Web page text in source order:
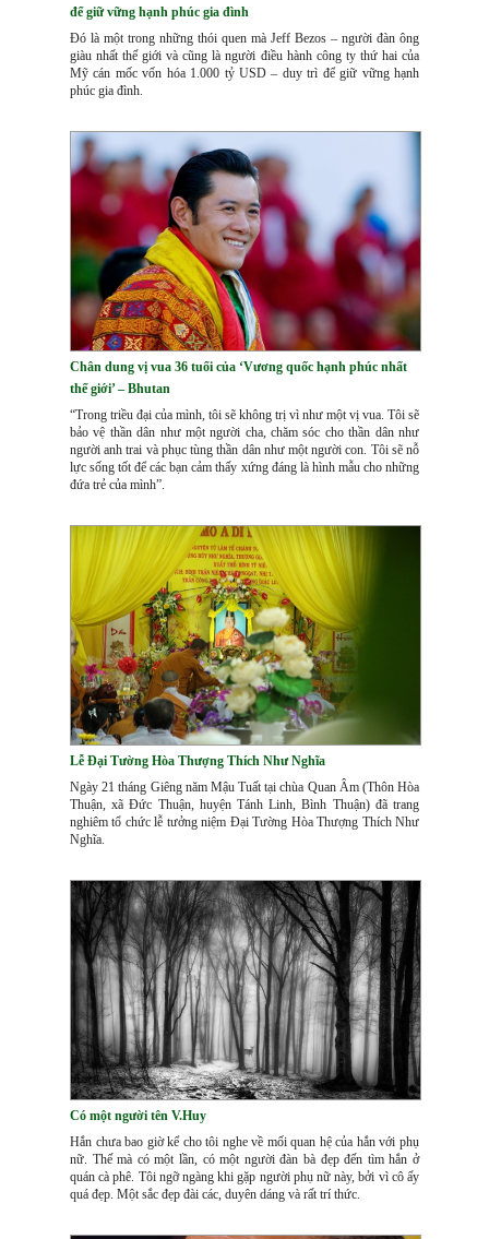
để giữ vững hạnh phúc gia đình
Đó là một trong những thói quen mà Jeff Bezos – người đàn ông
giàu nhất thế giới và cũng là người điều hành công ty thứ hai của
Mỹ cán mốc vốn hóa 1.000 tỷ USD – duy trì để giữ vững hạnh
phúc gia đình.
Chân dung vị vua 36 tuổi của ‘Vương quốc hạnh phúc nhất
thế giới’ – Bhutan
“Trong triều đại của mình, tôi sẽ không trị vì như một vị vua. Tôi sẽ
bảo vệ thần dân như một người cha, chăm sóc cho thần dân như
người anh trai và phục tùng thần dân như một người con. Tôi sẽ nỗ
lực sống tốt để các bạn cảm thấy xứng đáng là hình mẫu cho những
đứa trẻ của mình”.
Lễ Đại Tường Hòa Thượng Thích Như Nghĩa
Ngày 21 tháng Giêng năm Mậu Tuất tại chùa Quan Âm (Thôn Hòa
Thuận, xã Đức Thuận, huyện Tánh Linh, Bình Thuận) đã trang
nghiêm tổ chức lễ tưởng niệm Đại Tường Hòa Thượng Thích Như
Nghĩa.
Có một người tên V.Huy
Hắn chưa bao giờ kể cho tôi nghe về mối quan hệ của hắn với phụ
nữ. Thế mà có một lần, có một người đàn bà đẹp đến tìm hắn ở
quán cà phê. Tôi ngỡ ngàng khi gặp người phụ nữ này, bởi vì cô ấy
quá đẹp. Một sắc đẹp đài các, duyên dáng và rất trí thức.